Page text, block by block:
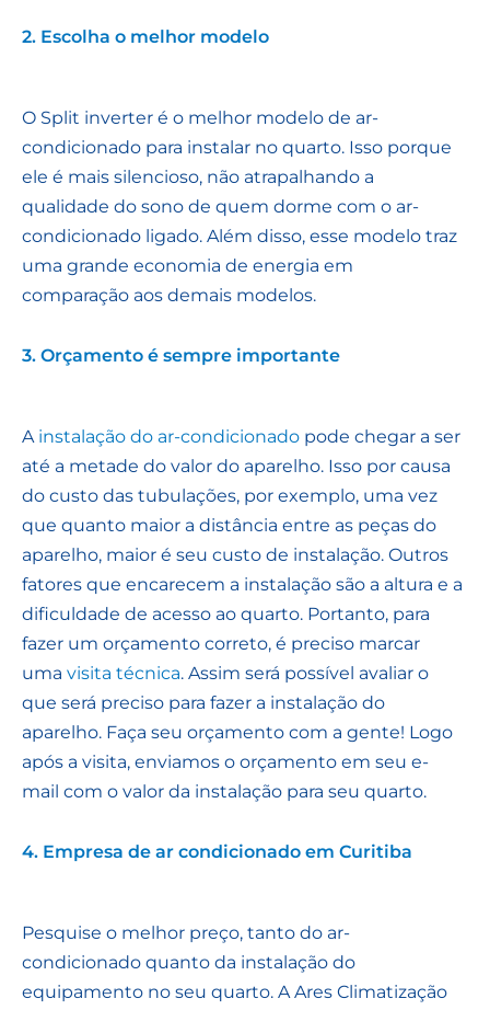
2. Escolha o melhor modelo
O Split inverter é o melhor modelo de ar-
condicionado para instalar no quarto. Isso porque
ele é mais silencioso, não atrapalhando a
qualidade do sono de quem dorme com o ar-
condicionado ligado. Além disso, esse modelo traz
uma grande economia de energia em
comparação aos demais modelos.
3. Orçamento é sempre importante
Ainstalação do ar-condicionado pode chegar a ser
até a metade do valor do aparelho. Isso por causa
do custo das tubulações, por exemplo, uma vez
que quanto maior a distância entre as peças do
aparelho, maior é seu custo de instalação. Outros
fatores que encarecem a instalação são a altura e a
dificuldade de acesso ao quarto. Portanto, para
fazer um orçamento correto, é preciso marcar
uma visita técnica. Assim será possível avaliar o
que será preciso para fazer a instalação do
aparelho. Faça seu orçamento com a gente! Logo
após a visita, enviamos o orçamento em seu e-
mail com o valor da instalação para seu quarto.
4. Empresa de ar condicionado em Curitiba
Pesquise o melhor preço, tanto do ar-
condicionado quanto da instalação do
equipamento no seu quarto. A Ares Climatização